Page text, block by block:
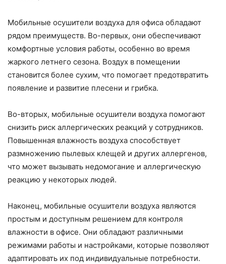
Мобильные осушители воздуха для офиса обладают
рядом преимуществ. Во-первых, они обеспечивают
комфортные условия работы, особенно во время
жаркого летнего сезона. Воздух в помещении
становится более сухим, что помогает предотвратить
появление и развитие плесени и грибка.
Во-вторых, мобильные осушители воздуха помогают
снизить риск аллергических реакций у сотрудников.
Повышенная влажность воздуха способствует
размножению пылевых клещей и других аллергенов,
что может вызывать недомогание и аллергическую
реакцию у некоторых людей.
Наконец, мобильные осушители воздуха являются
простым и доступным решением для контроля
влажности в офисе. Они обладают различными
режимами работы и настройками, которые позволяют
адаптировать их под индивидуальные потребности.